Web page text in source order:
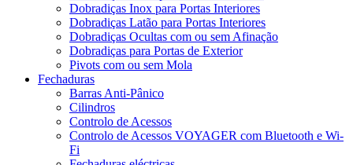
Dobradiças Inox para Portas Interiores
Dobradiças Latão para Portas Interiores
Dobradiças Ocultas com ou sem Afinação
Dobradiças para Portas de Exterior
Pivots com ou sem Mola
Fechaduras
Barras Anti-Pânico
Cilindros
Controlo de Acessos
Controlo de Acessos VOYAGER com Bluetooth e Wi-
Fi